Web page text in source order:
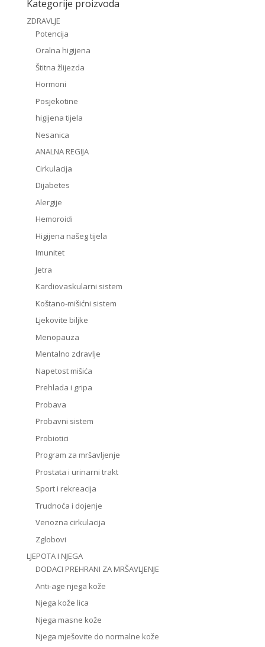
Kategorije proizvoda
ZDRAVLJE
Potencija
Oralna higijena
Štitna žlijezda
Hormoni
Posjekotine
higijena tijela
Nesanica
ANALNA REGIJA
Cirkulacija
Dijabetes
Alergije
Hemoroidi
Higijena našeg tijela
Imunitet
Jetra
Kardiovaskularni sistem
Koštano-mišićni sistem
Ljekovite biljke
Menopauza
Mentalno zdravlje
Napetost mišića
Prehlada i gripa
Probava
Probavni sistem
Probiotici
Program za mršavljenje
Prostata i urinarni trakt
Sport i rekreacija
Trudnoća i dojenje
Venozna cirkulacija
Zglobovi
LJEPOTA I NJEGA
DODACI PREHRANI ZA MRŠAVLJENJE
Anti-age njega kože
Njega kože lica
Njega masne kože
Njega mješovite do normalne kože